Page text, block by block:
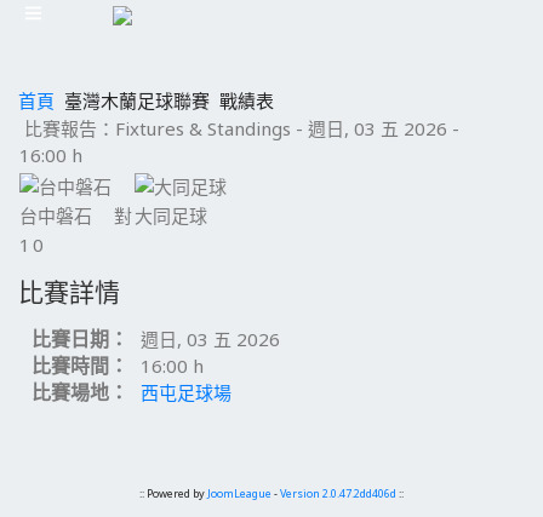
首頁 臺灣木蘭足球聯賽 戰績表
比賽報告：Fixtures & Standings - 週日, 03 五 2026 -
16:00 h
台中磐石 對大同足球
1 0
比賽詳情
比賽日期： 週日, 03 五 2026
比賽時間： 16:00 h
比賽場地： 西屯足球場
:: Powered by JoomLeague -Version 2.0.47.2dd406d ::